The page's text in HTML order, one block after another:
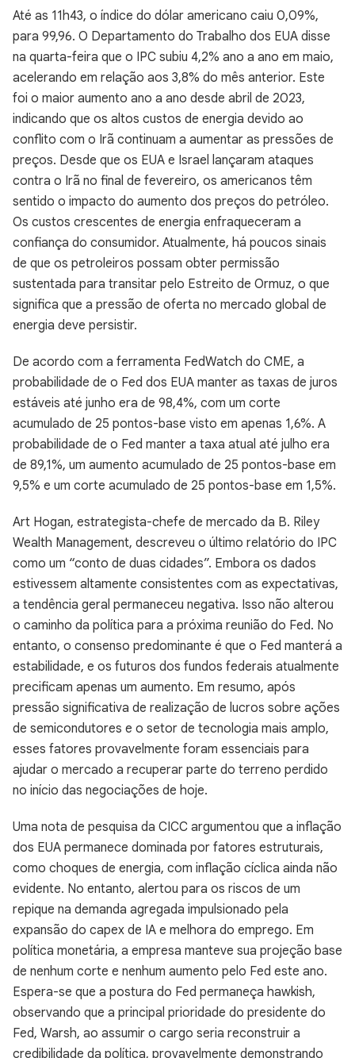
Até as 11h43, o índice do dólar americano caiu 0,09%,
para 99,96. O Departamento do Trabalho dos EUA disse
na quarta-feira que o IPC subiu 4,2% ano a ano em maio,
acelerando em relação aos 3,8% do mês anterior. Este
foi o maior aumento ano a ano desde abril de 2023,
indicando que os altos custos de energia devido ao
conflito com o Irã continuam a aumentar as pressões de
preços. Desde que os EUA e Israel lançaram ataques
contra o Irã no final de fevereiro, os americanos têm
sentido o impacto do aumento dos preços do petróleo.
Os custos crescentes de energia enfraqueceram a
confiança do consumidor. Atualmente, há poucos sinais
de que os petroleiros possam obter permissão
sustentada para transitar pelo Estreito de Ormuz, o que
significa que a pressão de oferta no mercado global de
energia deve persistir.
De acordo com a ferramenta FedWatch do CME, a
probabilidade de o Fed dos EUA manter as taxas de juros
estáveis até junho era de 98,4%, com um corte
acumulado de 25 pontos-base visto em apenas 1,6%. A
probabilidade de o Fed manter a taxa atual até julho era
de 89,1%, um aumento acumulado de 25 pontos-base em
9,5% e um corte acumulado de 25 pontos-base em 1,5%.
Art Hogan, estrategista-chefe de mercado da B. Riley
Wealth Management, descreveu o último relatório do IPC
como um “conto de duas cidades”. Embora os dados
estivessem altamente consistentes com as expectativas,
a tendência geral permaneceu negativa. Isso não alterou
o caminho da política para a próxima reunião do Fed. No
entanto, o consenso predominante é que o Fed manterá a
estabilidade, e os futuros dos fundos federais atualmente
precificam apenas um aumento. Em resumo, após
pressão significativa de realização de lucros sobre ações
de semicondutores e o setor de tecnologia mais amplo,
esses fatores provavelmente foram essenciais para
ajudar o mercado a recuperar parte do terreno perdido
no início das negociações de hoje.
Uma nota de pesquisa da CICC argumentou que a inflação
dos EUA permanece dominada por fatores estruturais,
como choques de energia, com inflação cíclica ainda não
evidente. No entanto, alertou para os riscos de um
repique na demanda agregada impulsionado pela
expansão do capex de IA e melhora do emprego. Em
política monetária, a empresa manteve sua projeção base
de nenhum corte e nenhum aumento pelo Fed este ano.
Espera-se que a postura do Fed permaneça hawkish,
observando que a principal prioridade do presidente do
Fed, Warsh, ao assumir o cargo seria reconstruir a
credibilidade da política, provavelmente demonstrando